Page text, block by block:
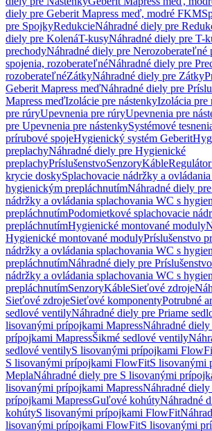
diely pre Geberit Mapress meď, modré FKM
pre SpojkyRedukcieNáhradné diely pre
diely pre KolenáT-kusyNáhradné diely pre T-
prechodyNáhradné diely pre Nerozoberateľné
spojenia, rozoberateľnéNáhradné diely pre
rozoberateľnéZátkyNáhradné diely pre Zátky
Geberit Mapress meďNáhradné diely pre
Mapress meďIzolácie pre nástenkyIzolácia pre
pre rúryUpevnenia pre rúryUpevnenia pre
pre Upevnenia pre nástenkySystémové
prírubové spojeHygienický systém Geberit
preplachyNáhradné diely pre Hygienické
preplachyPríslušenstvoSenzoryKáble
krycie doskySplachovacie nádržky a
hygienickým prepláchnutímNáhradné diely
nádržky a ovládania splachovania WC s
prepláchnutímPodomietkové splachovacie
prepláchnutímHygienické montované moduly
Hygienické montované modulyPríslušenstvo
nádržky a ovládania splachovania WC s
prepláchnutímNáhradné diely pre
nádržky a ovládania splachovania WC s
prepláchnutímSenzoryKábleSieťové zdroje
Sieťové zdrojeSieťové komponentyPotrubné
sedlové ventilyNáhradné diely pre Priame
lisovanými prípojkami MapressNáhradné
prípojkami MapressŠikmé sedlové ventily
sedlové ventilyS lisovanými prípojkami
S lisovanými prípojkami FlowFitS lisovanými
MeplaNáhradné diely pre S lisovanými
lisovanými prípojkami MapressNáhradné
prípojkami MapressGuľové kohútyNáhradné
kohútyS lisovanými prípojkami FlowFit
lisovanými prípojkami FlowFitS lisovanými